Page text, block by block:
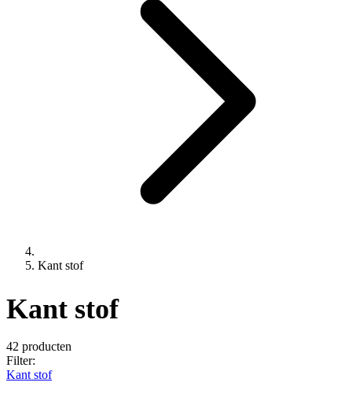
Kant stof
Kant stof
42 producten
Filter:
Kant stof